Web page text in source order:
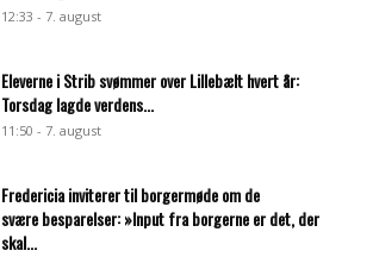
12:33 - 7. august
Eleverne i Strib svømmer over Lillebælt hvert år:
Torsdag lagde verdens...
11:50 - 7. august
Fredericia inviterer til borgermøde om de
svære besparelser: »Input fra borgerne er det, der
skal...